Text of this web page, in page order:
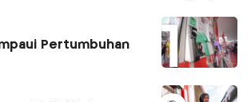
Pertumbuhan